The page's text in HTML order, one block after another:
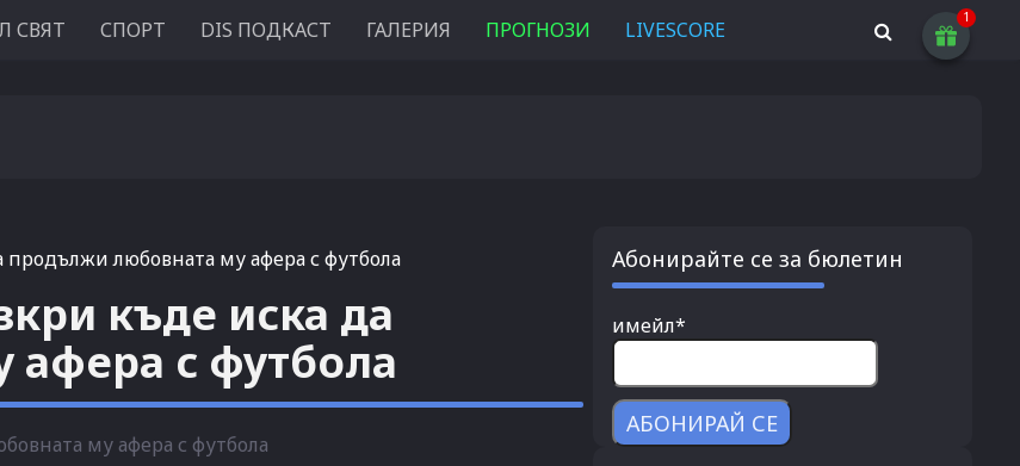
СВЯТ СПОРТ DIS ПОДКАСТ ГАЛЕРИЯ ПРОГНОЗИ LIVESCORE
продължи любовната му афера с футбола
къде иска да
с футбола
Абонирайте се за бюлетин
имейл*